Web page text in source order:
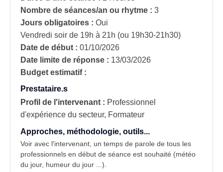
Nombre de séances/an ou rhytme : 3
Jours obligatoires : Oui
Vendredi soir de 19h à 21h (ou 19h30-21h30)
Date de début : 01/10/2026
Date limite de réponse : 13/03/2026
Budget estimatif :
Prestataire.s
Profil de l'intervenant : Professionnel
d'expérience du secteur, Formateur
Approches, méthodologie, outils...
Voir avec l'intervenant, un temps de parole de tous les
professionnels en début de séance est souhaité (météo
du jour, humeur du jour ...).